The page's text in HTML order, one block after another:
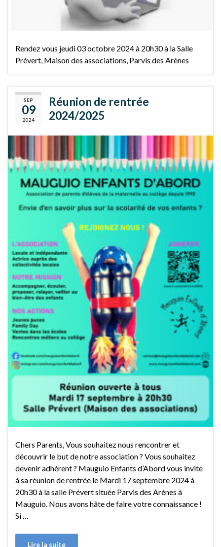
Rendez vous jeudi 03 octobre 2024 à 20h30 à la Salle
Prévert, Maison des associations, Parvis des Arènes
SEP
09
2024
Réunion de rentrée
2024/2025
Chers Parents, Vous souhaitez nous rencontrer et
découvrir le but de notre association ? Vous souhaitez
devenir adhérent ? Mauguio Enfants d’Abord vous invite
à sa réunion de rentrée le Mardi 17 septembre 2024 à
20h30 à la salle Prévert située Parvis des Arènes à
Mauguio. Nous avons hâte de faire votre connaissance !
Si …
Lire la suite